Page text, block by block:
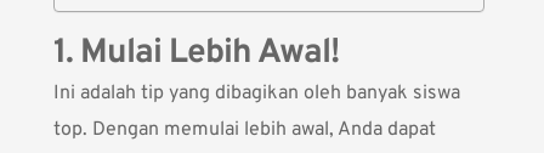
1. Mulai Lebih Awal!
Ini adalah tip yang dibagikan oleh banyak siswa
top. Dengan memulai lebih awal, Anda dapat